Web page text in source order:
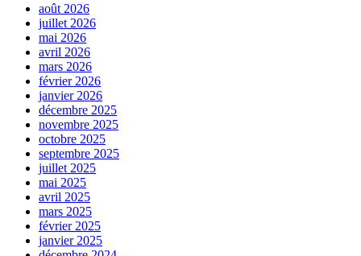
août 2026
juillet 2026
mai 2026
avril 2026
mars 2026
février 2026
janvier 2026
décembre 2025
novembre 2025
octobre 2025
septembre 2025
juillet 2025
mai 2025
avril 2025
mars 2025
février 2025
janvier 2025